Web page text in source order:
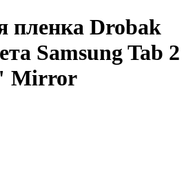
пленка Drobak
Samsung Tab 2
Mirror